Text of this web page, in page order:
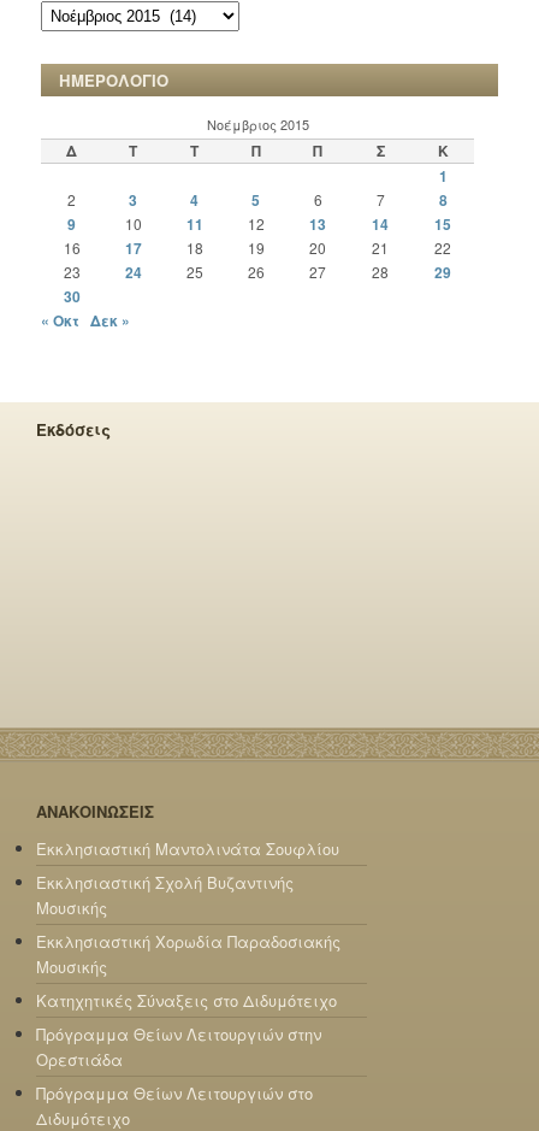
ΑΡΧΕΙΟ
ΧΡΟΝΙΚΩΝ
ΗΜΕΡΟΛΟΓΙΟ
Νοέμβριος 2015
Δ Τ Τ Π Π Σ
Κ
1
2 3 4 5 6 7
8
9
10 11 12 13 14 15
16 17 18 19 20 21
22
23
24 25 26 27 28
29
30
« Οκτ Δεκ »
Εκδόσεις
ΑΝΑΚΟΙΝΩΣΕΙΣ
Εκκλησιαστική Μαντολινάτα Σουφλίου
Εκκλησιαστική Σχολή Βυζαντινής
Μουσικής
Εκκλησιαστική Χορωδία Παραδοσιακής
Μουσικής
Κατηχητικές Σύναξεις στο Διδυμότειχο
Πρόγραμμα Θείων Λειτουργιών στην
Ορεστιάδα
Πρόγραμμα Θείων Λειτουργιών στο
Διδυμότειχο